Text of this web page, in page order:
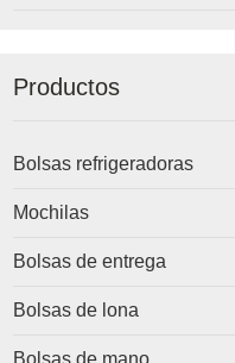
Productos
Bolsas refrigeradoras
Mochilas
Bolsas de entrega
Bolsas de lona
Bolsas de mano